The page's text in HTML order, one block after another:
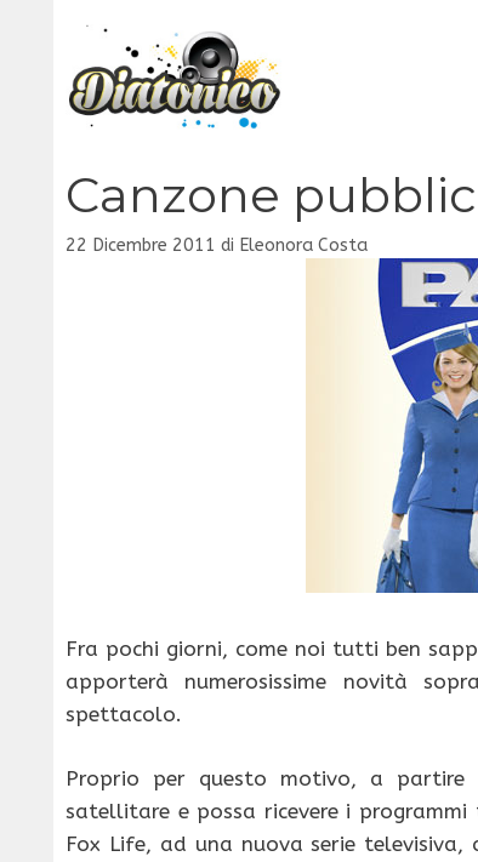
contenuto
Canzone
22 Dicembre 2011 di Eleonora Costa
Fra pochi giorni, come noi tutti ben
apporterà numerosissime novità
spettacolo.
Proprio per questo motivo, a partire
satellitare e possa ricevere i
Fox Life, ad una nuova serie